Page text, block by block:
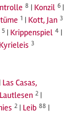
8 | Konzil 6 |
1 | Kott, Jan 3
5 | Krippenspiel 4 |
Kyrieleis 3
| Las Casas,
Lautlesen 2 |
2 | Leib 88 |